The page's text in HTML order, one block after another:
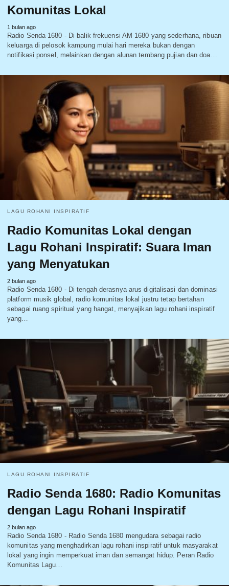
Komunitas Lokal
1 bulan ago
Radio Senda 1680 - Di balik frekuensi AM 1680 yang sederhana, ribuan
keluarga di pelosok kampung mulai hari mereka bukan dengan
notifikasi ponsel, melainkan dengan alunan tembang pujian dan doa…
LAGU ROHANI INSPIRATIF
Radio Komunitas Lokal dengan
Lagu Rohani Inspiratif: Suara Iman
yang Menyatukan
2 bulan ago
Radio Senda 1680 - Di tengah derasnya arus digitalisasi dan dominasi
platform musik global, radio komunitas lokal justru tetap bertahan
sebagai ruang spiritual yang hangat, menyajikan lagu rohani inspiratif
yang…
LAGU ROHANI INSPIRATIF
Radio Senda 1680: Radio Komunitas
dengan Lagu Rohani Inspiratif
2 bulan ago
Radio Senda 1680 - Radio Senda 1680 mengudara sebagai radio
komunitas yang menghadirkan lagu rohani inspiratif untuk masyarakat
lokal yang ingin memperkuat iman dan semangat hidup. Peran Radio
Komunitas Lagu…